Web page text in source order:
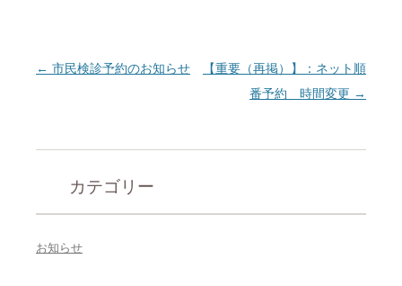
投
シ
ョ
← 市民検診予約のお知らせ
【重要（再掲）】：ネット順
番予約 時間変更 →
カテゴリー
お知らせ